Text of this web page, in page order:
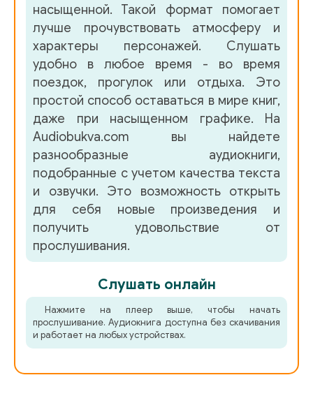
насыщенной. Такой формат помогает
лучше прочувствовать атмосферу и
характеры персонажей. Слушать
удобно в любое время - во время
поездок, прогулок или отдыха. Это
простой способ оставаться в мире книг,
даже при насыщенном графике. На
Audiobukva.com вы найдете
разнообразные аудиокниги,
подобранные с учетом качества текста
и озвучки. Это возможность открыть
для себя новые произведения и
получить удовольствие от
прослушивания.
Слушать онлайн
Нажмите на плеер выше, чтобы начать
прослушивание. Аудиокнига доступна без скачивания
и работает на любых устройствах.